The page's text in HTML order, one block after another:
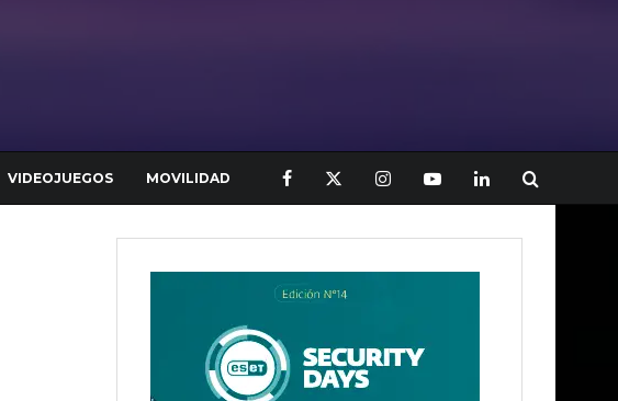
VIDEOJUEGOS MOVILIDAD